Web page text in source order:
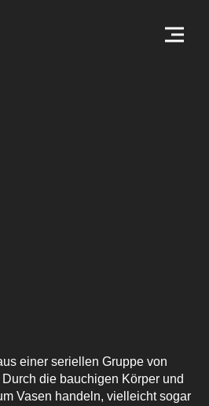
einer seriellen Gruppe von
die bauchigen Körper und
Vasen handeln, vielleicht sogar